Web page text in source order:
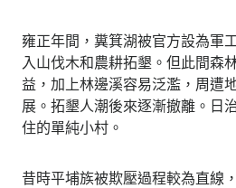
雍正年間，糞箕湖被官方設為軍
入山伐木和農耕拓墾。但此間森
益，加上林邊溪容易泛濫，周遭
展。拓墾人潮後來逐漸撤離。日
住的單純小村。
昔時平埔族被欺壓過程較為直線